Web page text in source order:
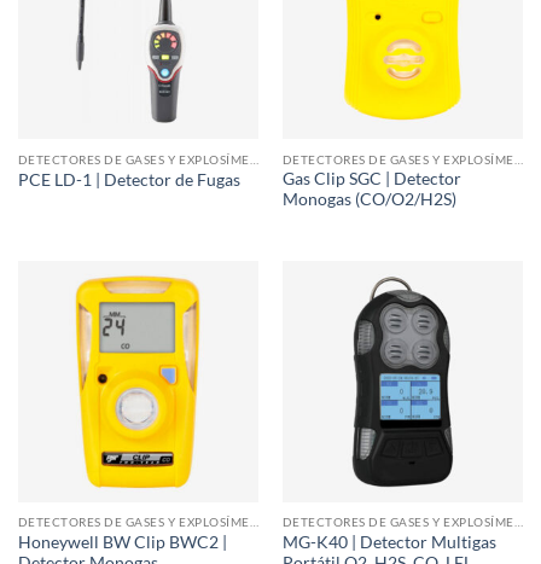
PCE LD-1 | Detector de Fugas
Gas Clip SGC | Detector
Monogas (CO/O2/H2S)
Honeywell BW Clip BWC2 |
MG-K40 | Detector Multigas